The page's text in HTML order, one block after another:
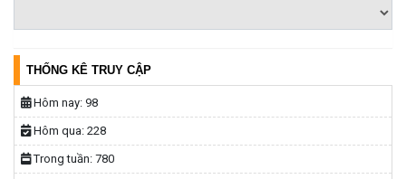
THỐNG KÊ TRUY CẬP
Hôm nay: 98
Hôm qua: 228
Trong tuần: 780